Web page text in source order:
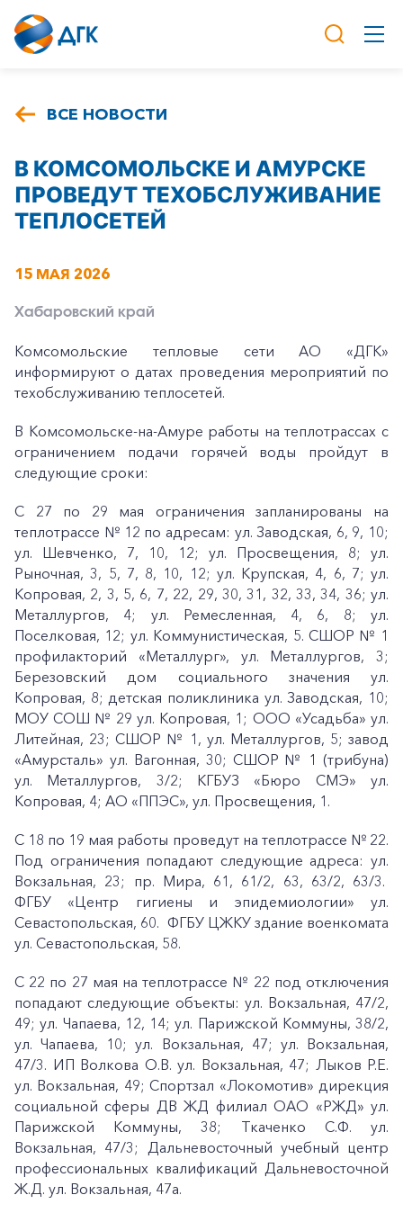
ВСЕ НОВОСТИ
В КОМСОМОЛЬСКЕ И АМУРСКЕ
ПРОВЕДУТ ТЕХОБСЛУЖИВАНИЕ
ТЕПЛОСЕТЕЙ
15 МАЯ 2026
Хабаровский край
Комсомольские тепловые сети АО «ДГК»
информируют о датах проведения мероприятий по
техобслуживанию теплосетей.
В Комсомольске-на-Амуре работы на теплотрассах с
ограничением подачи горячей воды пройдут в
следующие сроки:
С 27 по 29 мая ограничения запланированы на
теплотрассе № 12 по адресам: ул. Заводская, 6, 9, 10;
ул. Шевченко, 7, 10, 12; ул. Просвещения, 8; ул.
Рыночная, 3, 5, 7, 8, 10, 12; ул. Крупская, 4, 6, 7; ул.
Копровая, 2, 3, 5, 6, 7, 22, 29, 30, 31, 32, 33, 34, 36; ул.
Металлургов, 4; ул. Ремесленная, 4, 6, 8; ул.
Поселковая, 12; ул. Коммунистическая, 5. СШОР № 1
профилакторий «Металлург», ул. Металлургов, 3;
Березовский дом социального значения ул.
Копровая, 8; детская поликлиника ул. Заводская, 10;
МОУ СОШ № 29 ул. Копровая, 1; ООО «Усадьба» ул.
Литейная, 23; СШОР № 1, ул. Металлургов, 5; завод
«Амурсталь» ул. Вагонная, 30; СШОР № 1 (трибуна)
ул. Металлургов, 3/2; КГБУЗ «Бюро СМЭ» ул.
Копровая, 4; АО «ППЭС», ул. Просвещения, 1.
С 18 по 19 мая работы проведут на теплотрассе № 22.
Под ограничения попадают следующие адреса: ул.
Вокзальная, 23; пр. Мира, 61, 61/2, 63, 63/2, 63/3.
ФГБУ «Центр гигиены и эпидемиологии» ул.
Севастопольская, 60. ФГБУ ЦЖКУ здание военкомата
ул. Севастопольская, 58.
С 22 по 27 мая на теплотрассе № 22 под отключения
попадают следующие объекты: ул. Вокзальная, 47/2,
49; ул. Чапаева, 12, 14; ул. Парижской Коммуны, 38/2,
ул. Чапаева, 10; ул. Вокзальная, 47; ул. Вокзальная,
47/3. ИП Волкова О.В. ул. Вокзальная, 47; Лыков Р.Е.
ул. Вокзальная, 49; Спортзал «Локомотив» дирекция
социальной сферы ДВ ЖД филиал ОАО «РЖД» ул.
Парижской Коммуны, 38; Ткаченко С.Ф. ул.
Вокзальная, 47/3; Дальневосточный учебный центр
профессиональных квалификаций Дальневосточной
Ж.Д. ул. Вокзальная, 47а.